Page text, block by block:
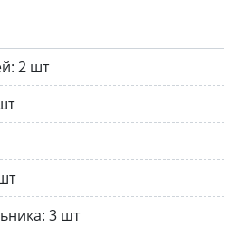
2 шт
3 шт